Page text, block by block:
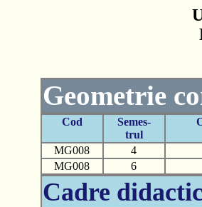
Geometrie
Cod
Semes-
trul
MG008 4
MG008
6
Cadre